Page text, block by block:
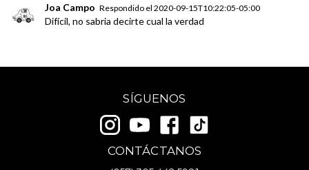
Joa Campo Respondido el2020-09-15T10:22:05-05:00
Difícil, no sabria decirte cual la verdad
SÍGUENOS
CONTÁCTANOS